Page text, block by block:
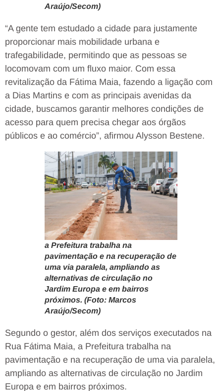
Araújo/Secom)
“A gente tem estudado a cidade para justamente
proporcionar mais mobilidade urbana e
trafegabilidade, permitindo que as pessoas se
locomovam com um fluxo maior. Com essa
revitalização da Fátima Maia, fazendo a ligação com
a Dias Martins e com as principais avenidas da
cidade, buscamos garantir melhores condições de
acesso para quem precisa chegar aos órgãos
públicos e ao comércio”, afirmou Alysson Bestene.
a Prefeitura trabalha na
pavimentação e na recuperação de
uma via paralela, ampliando as
alternativas de circulação no
Jardim Europa e em bairros
próximos. (Foto: Marcos
Araújo/Secom)
Segundo o gestor, além dos serviços executados na
Rua Fátima Maia, a Prefeitura trabalha na
pavimentação e na recuperação de uma via paralela,
ampliando as alternativas de circulação no Jardim
Europa e em bairros próximos.